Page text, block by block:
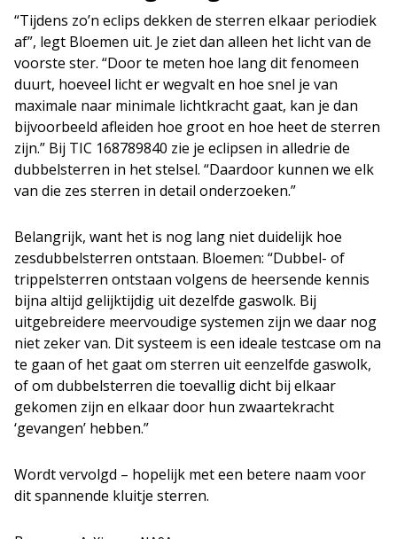
“Tijdens zo’n eclips dekken de sterren elkaar periodiek
af”, legt Bloemen uit. Je ziet dan alleen het licht van de
voorste ster. “Door te meten hoe lang dit fenomeen
duurt, hoeveel licht er wegvalt en hoe snel je van
maximale naar minimale lichtkracht gaat, kan je dan
bijvoorbeeld afleiden hoe groot en hoe heet de sterren
zijn.” Bij TIC 168789840 zie je eclipsen in alledrie de
dubbelsterren in het stelsel. “Daardoor kunnen we elk
van die zes sterren in detail onderzoeken.”
Belangrijk, want het is nog lang niet duidelijk hoe
zesdubbelsterren ontstaan. Bloemen: “Dubbel- of
trippelsterren ontstaan volgens de heersende kennis
bijna altijd gelijktijdig uit dezelfde gaswolk. Bij
uitgebreidere meervoudige systemen zijn we daar nog
niet zeker van. Dit systeem is een ideale testcase om na
te gaan of het gaat om sterren uit eenzelfde gaswolk,
of om dubbelsterren die toevallig dicht bij elkaar
gekomen zijn en elkaar door hun zwaartekracht
‘gevangen’ hebben.”
Wordt vervolgd – hopelijk met een betere naam voor
dit spannende kluitje sterren.